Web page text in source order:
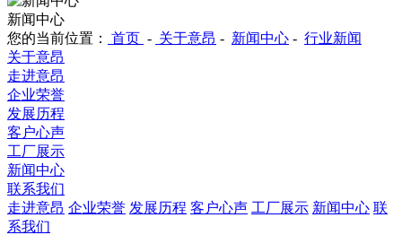
新闻中心
您的当前位置：
首页 - 关于意昂 - 新闻中心 - 行业新闻
关于意昂
走进意昂
企业荣誉
发展历程
客户心声
工厂展示
新闻中心
联系我们
走进意昂 企业荣誉 发展历程 客户心声 工厂展示 新闻中心 联
系我们